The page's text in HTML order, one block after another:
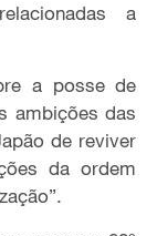
a
a posse de
ambições das
de reviver
da ordem